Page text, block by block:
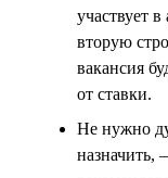
участвует
вторую
вакансия
от ставки.
Не нужно
назначить,